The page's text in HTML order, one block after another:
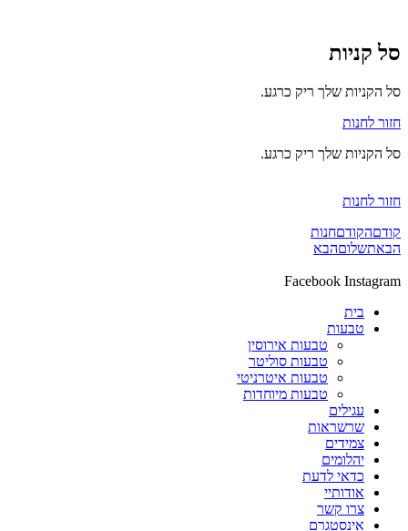
סל קניות
סל הקניות שלך ריק כרגע.
חזור לחנות
סל הקניות שלך ריק כרגע.
חזור לחנות
קודםהקודםחנות
הבאתשלוםהבא
Facebook Instagram
בית
טבעות
טבעות אירוסין
טבעות סוליטר
טבעות איטרניטי
טבעות מיוחדות
עגילים
שרשראות
צמידים
יהלומים
כדאי לדעת
אודותיי
צרו קשר
אינסטגרם